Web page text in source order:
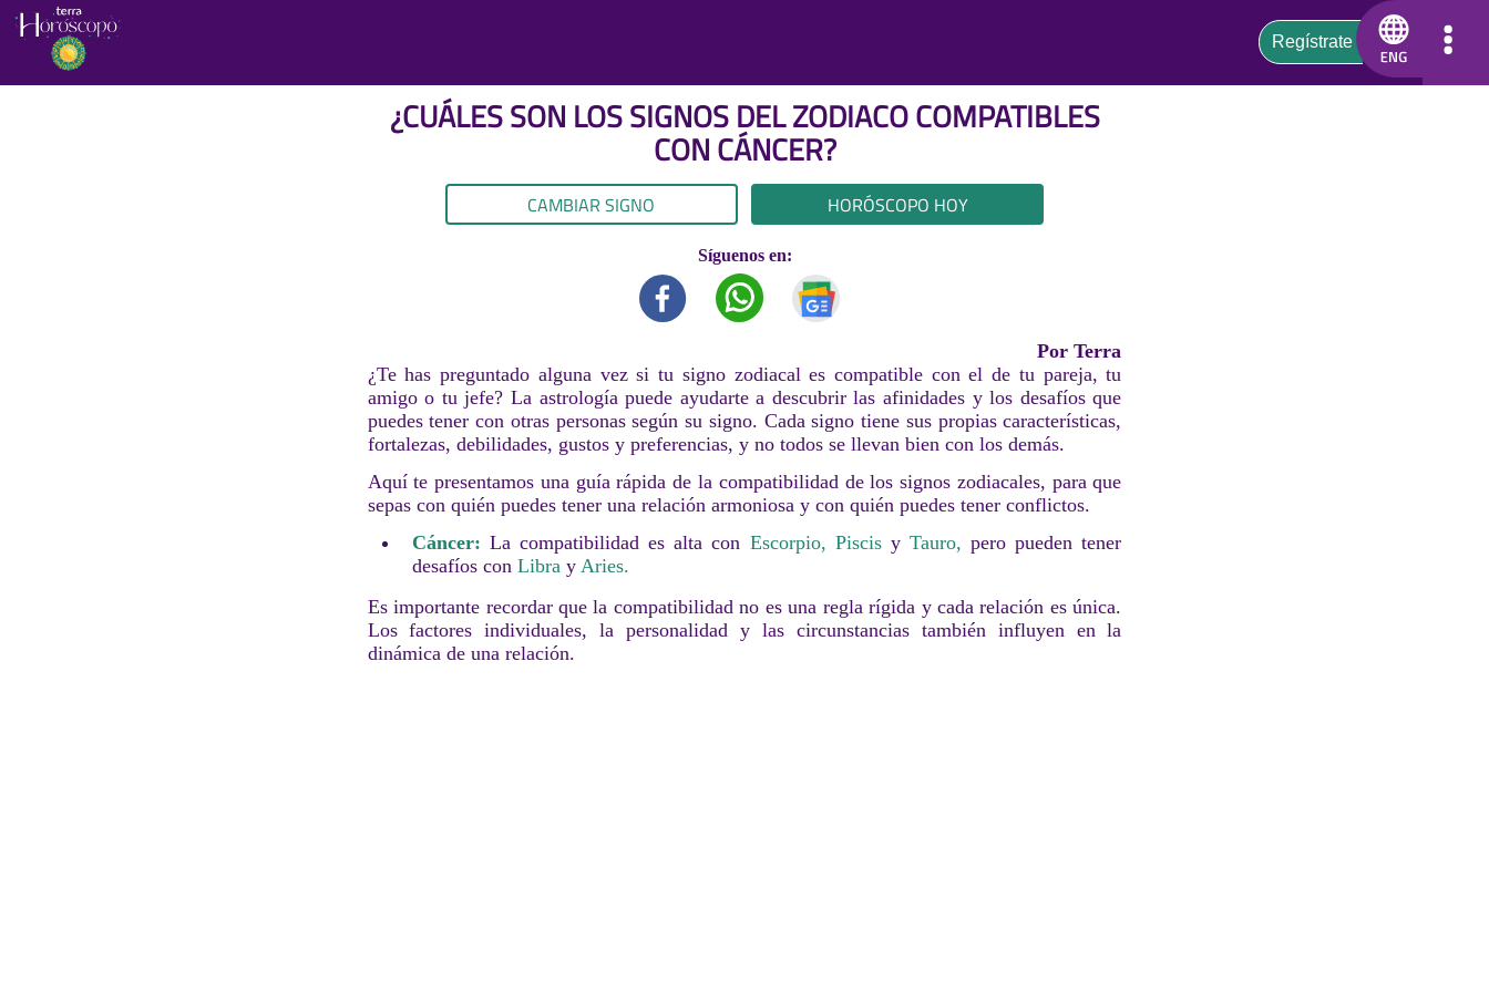
¿CUÁLES SON LOS SIGNOS DEL ZODIACO COMPATIBLES
CON CÁNCER?
CAMBIAR SIGNO HORÓSCOPO HOY
Síguenos en:
Por Terra
¿Te has preguntado alguna vez si tu signo zodiacal es compatible con el de tu pareja, tu
amigo o tu jefe? La astrología puede ayudarte a descubrir las afinidades y los desafíos que
puedes tener con otras personas según su signo. Cada signo tiene sus propias características,
fortalezas, debilidades, gustos y preferencias, y no todos se llevan bien con los demás.
Aquí te presentamos una guía rápida de la compatibilidad de los signos zodiacales, para que
sepas con quién puedes tener una relación armoniosa y con quién puedes tener conflictos.
Cáncer: La compatibilidad es alta con Escorpio, Piscisy Tauro, pero pueden tener
desafíos con Libra y Aries.
Es importante recordar que la compatibilidad no es una regla rígida y cada relación es única.
Los factores individuales, la personalidad y las circunstancias también influyen en la
dinámica de una relación.